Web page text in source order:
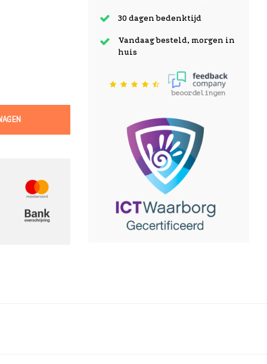
30 dagen bedenktijd
Vandaag besteld, morgen in
huis
beoordelingen